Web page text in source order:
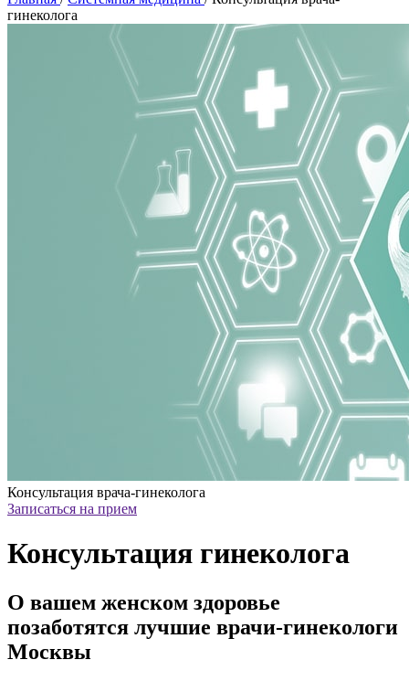
гинеколога
Консультация врача-гинеколога
Записаться на прием
Консультация гинеколога
О вашем женском здоровье
позаботятся лучшие врачи-гинекологи
Москвы